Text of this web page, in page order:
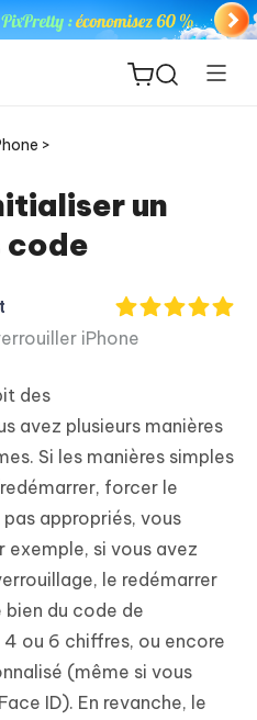
>
un
code
iPhone
des
avez plusieurs manières
Si les manières simples
forcer le
appropriés, vous
exemple, si vous avez
le redémarrer
bien du code de
4 ou 6 chiffres, ou encore
(même si vous
ID). En revanche, le